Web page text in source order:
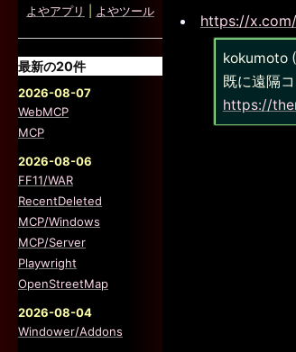
https://
kokumoto
既に遠隔
https://
よやアプリ よやツール
最新の20件
2026-08-07
WebMCP
MCP
2026-08-06
FF11/WAR
RecentDeleted
MCP/Windows
MCP/Server
Playwright
OpenStreetMap
2026-08-04
Windower/Addons